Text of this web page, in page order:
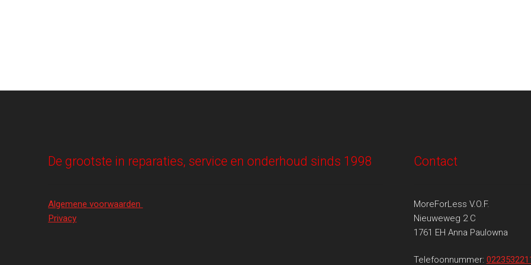
De grootste in reparaties, service en onderhoud sinds 1998
Algemene voorwaarden
Privacy
Contact
MoreForLess V.O.F.
Nieuweweg 2 C
1761 EH Anna Paulowna
Telefoonnummer: